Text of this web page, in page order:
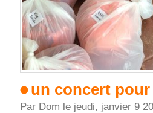
un concert
Par Dom le jeudi, janvier 9